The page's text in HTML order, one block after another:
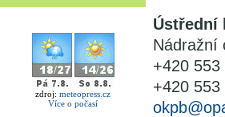
zdroj: meteopress.cz
Více o počasí
Ústřední
Nádražní
+420 553
+420 553